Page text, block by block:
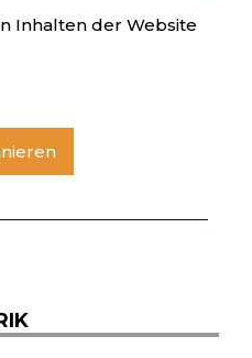
Inhalten der Website